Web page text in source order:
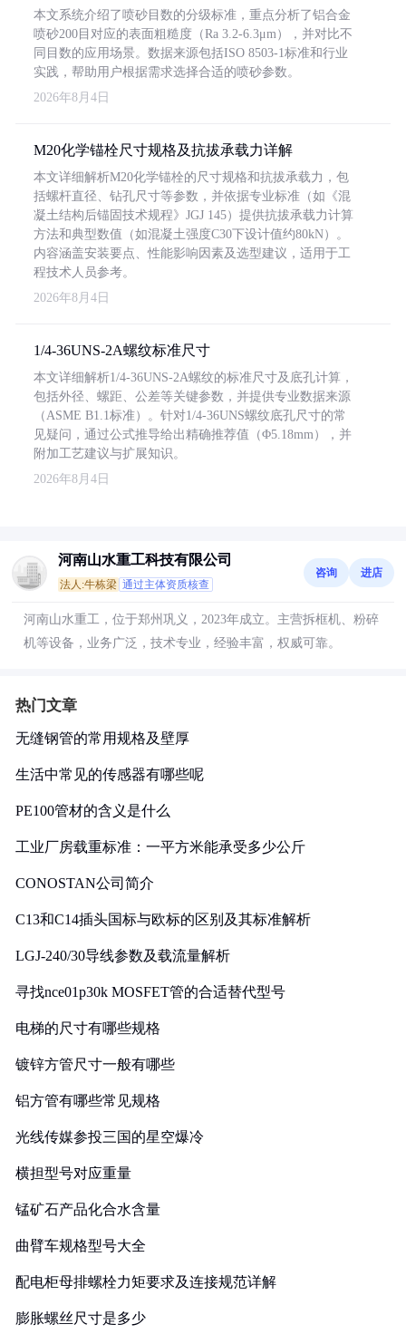
本文系统介绍了喷砂目数的分级标准，重点分析了铝合金
喷砂200目对应的表面粗糙度（Ra 3.2-6.3μm），并对比不
同目数的应用场景。数据来源包括ISO 8503-1标准和行业
实践，帮助用户根据需求选择合适的喷砂参数。
2026年8月4日
M20化学锚栓尺寸规格及抗拔承载力详解
本文详细解析M20化学锚栓的尺寸规格和抗拔承载力，包
括螺杆直径、钻孔尺寸等参数，并依据专业标准（如《混
凝土结构后锚固技术规程》JGJ 145）提供抗拔承载力计算
方法和典型数值（如混凝土强度C30下设计值约80kN）。
内容涵盖安装要点、性能影响因素及选型建议，适用于工
程技术人员参考。
2026年8月4日
1/4-36UNS-2A螺纹标准尺寸
本文详细解析1/4-36UNS-2A螺纹的标准尺寸及底孔计算，
包括外径、螺距、公差等关键参数，并提供专业数据来源
（ASME B1.1标准）。针对1/4-36UNS螺纹底孔尺寸的常
见疑问，通过公式推导给出精确推荐值（Φ5.18mm），并
附加工艺建议与扩展知识。
2026年8月4日
河南山水重工科技有限公司
法人:牛栋梁 通过主体资质核查
咨询 进店
河南山水重工，位于郑州巩义，2023年成立。主营拆框机、粉碎
机等设备，业务广泛，技术专业，经验丰富，权威可靠。
热门文章
无缝钢管的常用规格及壁厚
生活中常见的传感器有哪些呢
PE100管材的含义是什么
工业厂房载重标准：一平方米能承受多少公斤
CONOSTAN公司简介
C13和C14插头国标与欧标的区别及其标准解析
LGJ-240/30导线参数及载流量解析
寻找nce01p30k MOSFET管的合适替代型号
电梯的尺寸有哪些规格
镀锌方管尺寸一般有哪些
铝方管有哪些常见规格
光线传媒参投三国的星空爆冷
横担型号对应重量
锰矿石产品化合水含量
曲臂车规格型号大全
配电柜母排螺栓力矩要求及连接规范详解
膨胀螺丝尺寸是多少